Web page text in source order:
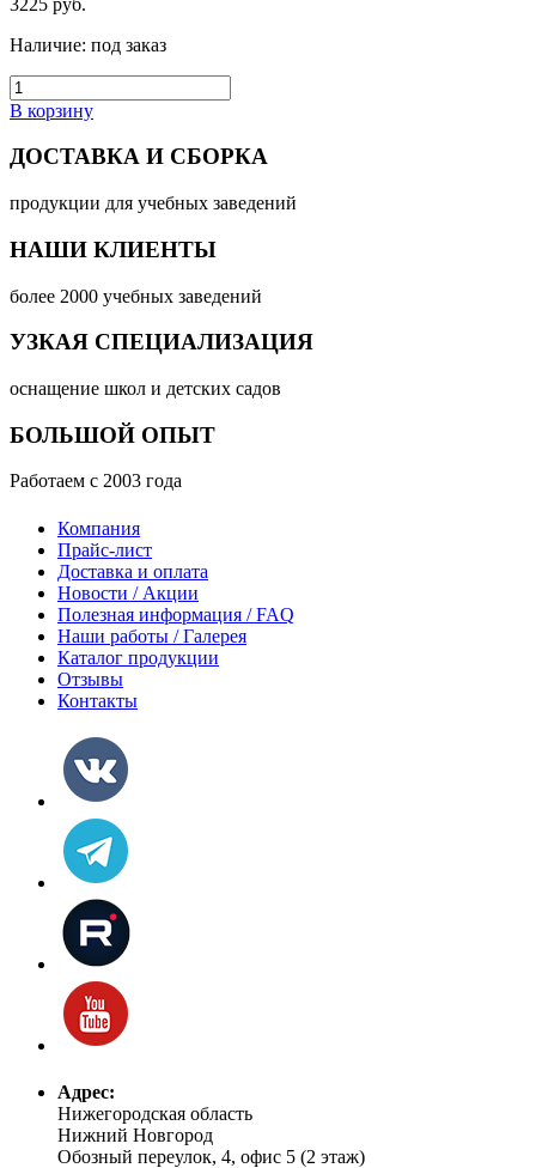
Наличие: под заказ
В корзину
ДОСТАВКА И СБОРКА
продукции для учебных заведений
НАШИ КЛИЕНТЫ
более 2000 учебных заведений
УЗКАЯ СПЕЦИАЛИЗАЦИЯ
оснащение школ и детских садов
БОЛЬШОЙ ОПЫТ
Работаем с 2003 года
Компания
Прайс-лист
Доставка и оплата
Новости / Акции
Полезная информация / FAQ
Наши работы / Галерея
Каталог продукции
Отзывы
Контакты
Адрес:
Нижегородская область
Нижний Новгород
Обозный переулок, 4, офис 5 (2 этаж)